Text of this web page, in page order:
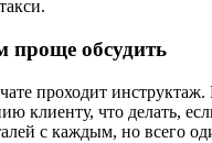
проще обсудить
проходит
клиенту, что делать,
с каждым, но всего